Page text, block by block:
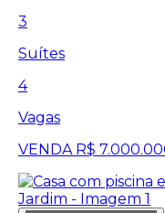
3
Suítes
4
Vagas
VENDA R$